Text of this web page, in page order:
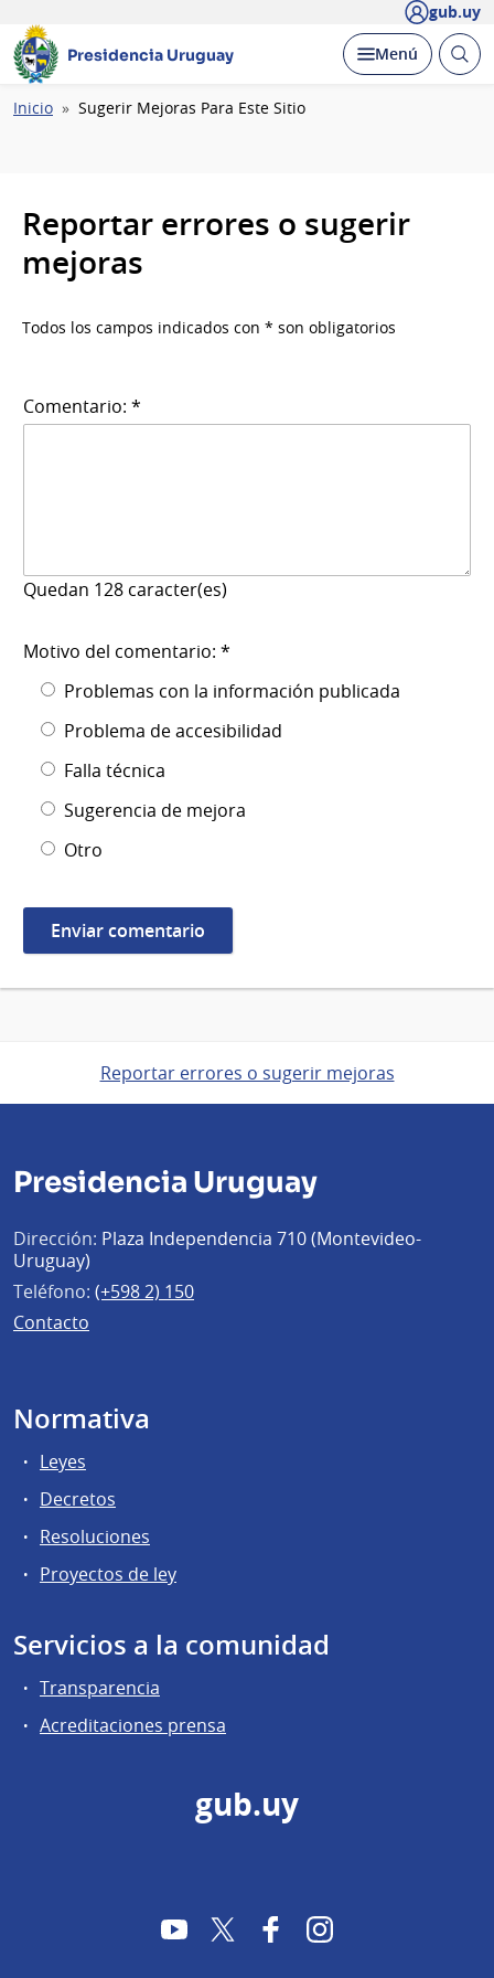
gub.uy
Presidencia Uruguay Desplegar
Menú Abrir
Ruta
Inicio Sugerir Mejoras Para Este Sitio
Reportar errores o sugerir
mejoras
Todos los campos indicados con * son obligatorios
Comentario: *
Quedan 128 caracter(es)
Motivo del comentario: *
Problemas con la información publicada
Problema de accesibilidad
Falla técnica
Sugerencia de mejora
Otro
Reportar errores o sugerir mejoras
Presidencia Uruguay
Dirección: Plaza Independencia 710 (Montevideo-
Uruguay)
Teléfono: (+598 2) 150
Contacto
Normativa
Leyes
Decretos
Resoluciones
Proyectos de ley
Servicios a la comunidad
Transparencia
Acreditaciones prensa
gub.uy
YouTubeTwitter FacebookInstagram